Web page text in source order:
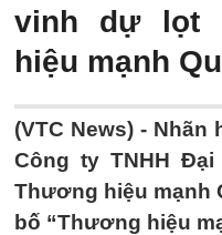
vinh dự lọt
hiệu mạnh
(VTC News) - Nhãn
Công ty TNHH
Thương hiệu mạnh
bố “Thương hiệu